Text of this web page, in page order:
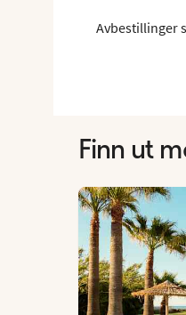
Avbestillinger
Finn ut